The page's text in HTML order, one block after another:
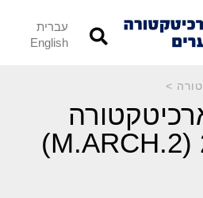
עברית
English
>